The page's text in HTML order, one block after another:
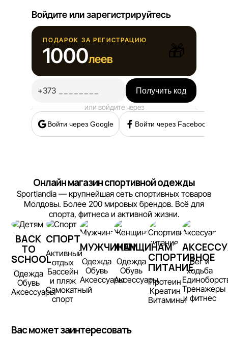
Войдите или зарегистрируйтесь
ПОДАРОК ЗА РЕГИСТРАЦИЮ
1000леев 🎁
+373
Получить код
или войдите через
Войти через Google Войти через Facebook
Онлайн магазин спортивной одежды
Sportlandia — крупнейшая сеть спортивных товаров
Молдовы. Более 200 мировых брендов. Всё для
спорта, фитнеса и активной жизни.
BACK
TO
SCHOOL
Одежда
Обувь
Аксессуары
СПОРТ
Активный
отдых
Бассейн
и пляж
Самокатный
спорт
МУЖЧИНАМ
Одежда
Обувь
Аксессуары
ЖЕНЩИНАМ
Одежда
Обувь
Аксессуары
СПОРТИВНОЕ
ПИТАНИЕ
Протеин
Креатин
Витамины
Бег и
ходьба
Тренажеры
и фитнес
Вас может заинтересовать